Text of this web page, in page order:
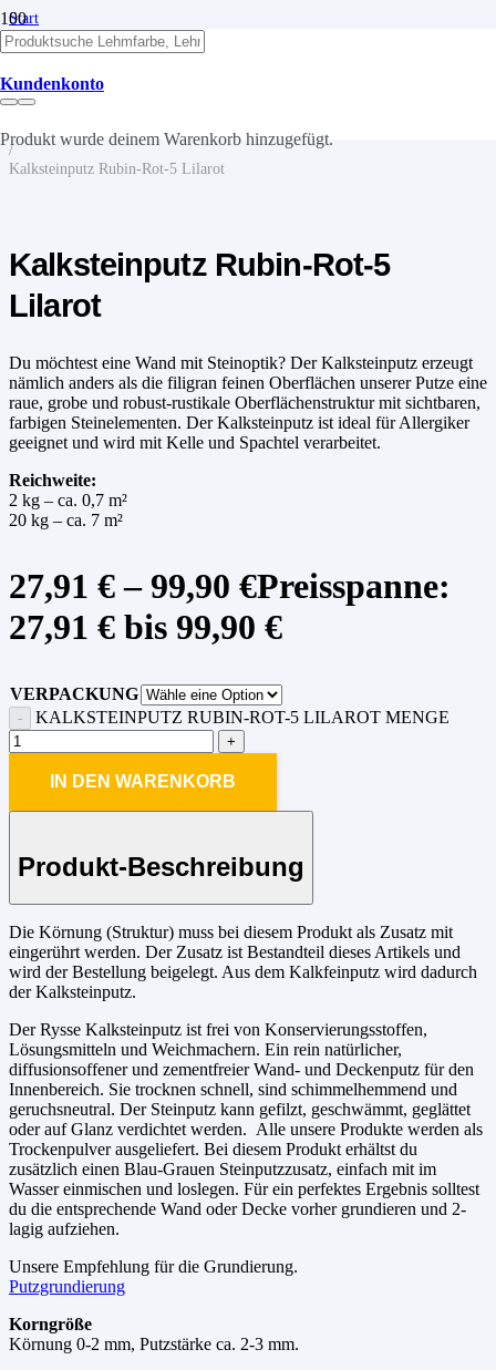
Kundenkonto
Produkt wurde deinem Warenkorb hinzugefügt.
Start
/
Kalk
/
Kalkputze
Kalksteinputz
/
Kalksteinputz Rubin-Rot-5 Lilarot
Kalksteinputz Rubin-Rot-5
Lilarot
Du möchtest eine Wand mit Steinoptik? Der Kalksteinputz erzeugt
nämlich anders als die filigran feinen Oberflächen unserer Putze eine
raue, grobe und robust-rustikale Oberflächenstruktur mit sichtbaren,
farbigen Steinelementen. Der Kalksteinputz ist ideal für Allergiker
geeignet und wird mit Kelle und Spachtel verarbeitet.
Reichweite:
2 kg – ca. 0,7 m²
20 kg – ca. 7 m²
27,91 € –99,90 €Preisspanne:
27,91 € bis 99,90 €
VERPACKUNG
KALKSTEINPUTZ RUBIN-ROT-5 LILAROT MENGE
IN DEN WARENKORB
Produkt-Beschreibung
Die Körnung (Struktur) muss bei diesem Produkt als Zusatz mit
eingerührt werden. Der Zusatz ist Bestandteil dieses Artikels und
wird der Bestellung beigelegt. Aus dem Kalkfeinputz wird dadurch
der Kalksteinputz.
Der Rysse Kalksteinputz ist frei von Konservierungsstoffen,
Lösungsmitteln und Weichmachern. Ein rein natürlicher,
diffusionsoffener und zementfreier Wand- und Deckenputz für den
Innenbereich. Sie trocknen schnell, sind schimmelhemmend und
geruchsneutral. Der Steinputz kann gefilzt, geschwämmt, geglättet
oder auf Glanz verdichtet werden. Alle unsere Produkte werden als
Trockenpulver ausgeliefert. Bei diesem Produkt erhältst du
zusätzlich einen Blau-Grauen Steinputzzusatz, einfach mit im
Wasser einmischen und loslegen. Für ein perfektes Ergebnis solltest
du die entsprechende Wand oder Decke vorher grundieren und 2-
lagig aufziehen.
Unsere Empfehlung für die Grundierung.
Putzgrundierung
Korngröße
Körnung 0-2 mm, Putzstärke ca. 2-3 mm.